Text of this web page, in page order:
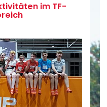
im TF-